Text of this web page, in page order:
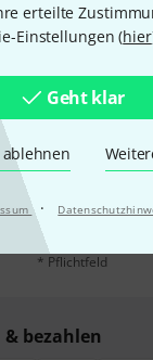
erteilte
Einstellungen (hier
Geht klar
ablehnen
·
Deals
Jetzt anmelden
stimmen Sie
des E-Mail-
möglich. Weitere
* Pflichtfeld
bezahlen